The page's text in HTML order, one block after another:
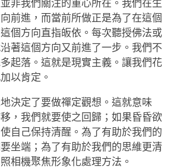
非我們關注的重心所在。我們在生
前進，而當前所做正是為了在這個
個方向直指皈依。每次聽授佛法或
著這個方向又前進了一步。我們不
起落。這就是現實主義。讓我們花
以肯定。
決定了要做禪定觀想。這就意味
，我們就要使之回歸；如果昏昏欲
自己保持清醒。為了有助於我們的
坐端；為了有助於我們的思維更清
相機聚焦形象化處理方法。